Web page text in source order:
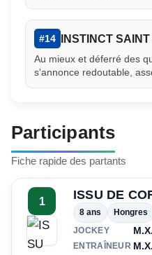
#14 INSTINCT
Au mieux et déferré des
s'annonce redoutable,
Participants
Fiche rapide des partants
1 ISSU DE
8 ans Hongres
JOCKEY
ENTRAÎNEUR